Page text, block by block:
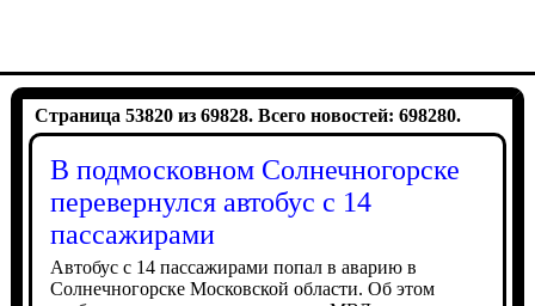
Страница 53820 из 69828. Всего новостей: 698280.
В подмосковном Солнечногорске
перевернулся автобус с 14
пассажирами
Автобус с 14 пассажирами попал в аварию в
Солнечногорске Московской области. Об этом